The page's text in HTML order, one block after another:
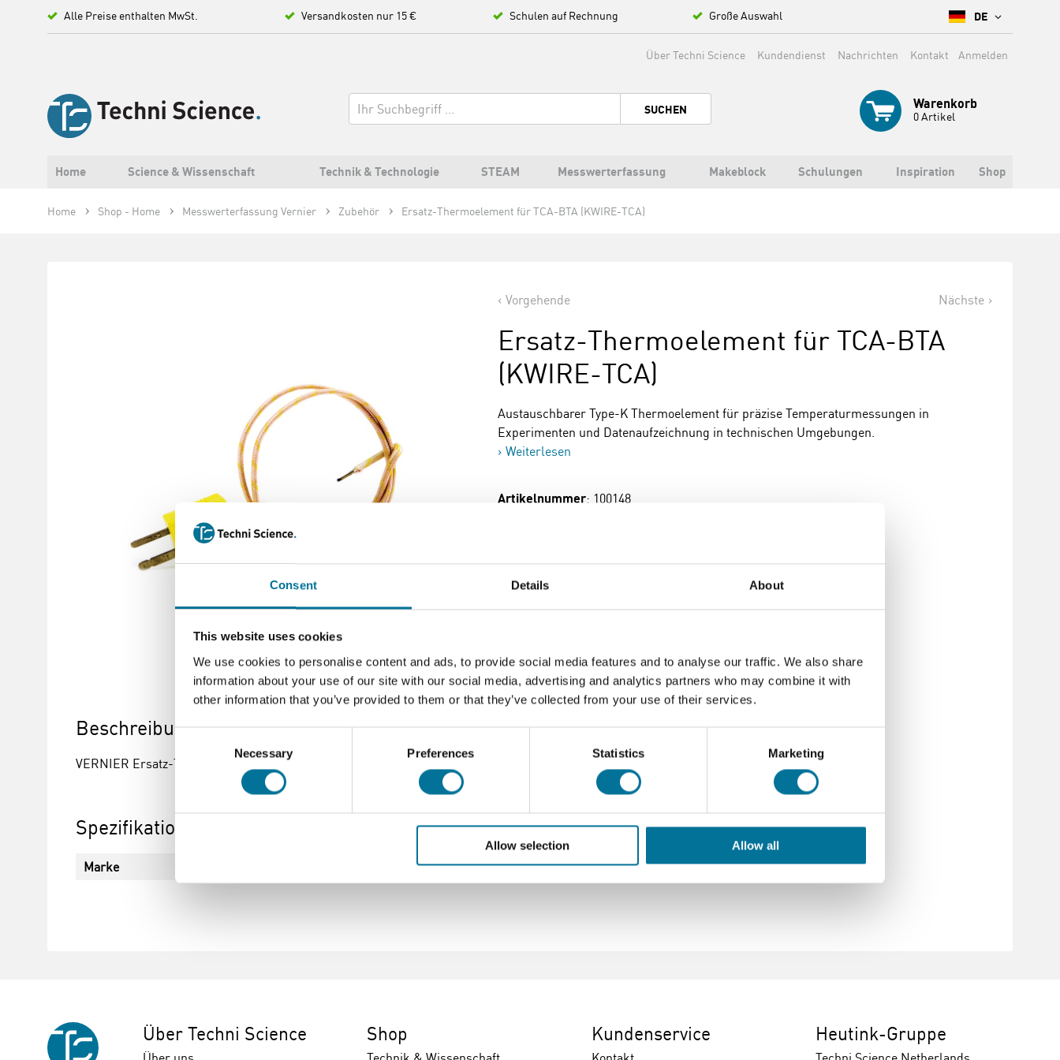
Consent Details About
This website uses cookies
We use cookies to personalise content and ads, to provide social media features and to analyse our traffic. We also share
information about your use of our site with our social media, advertising and analytics partners who may combine it with
other information that you’ve provided to them or that they’ve collected from your use of their services.
Necessary Preferences Statistics Marketing
Allow selection Allow all
Alle Preise enthalten MwSt. Versandkosten nur 15 € Schulen auf Rechnung Große Auswahl DE
Anmelden
Über Techni Science Kundendienst Nachrichten Kontakt
Warenkorb
0Artikel
SUCHEN
Home Science & Wissenschaft Technik & Technologie STEAM Messwerterfassung Makeblock Schulungen Inspiration Shop
Home Shop - Home Messwerterfassung Vernier Zubehör Ersatz-Thermoelement für TCA-BTA (KWIRE-TCA)
Vorgehende Nächste
Ersatz-Thermoelement für TCA-BTA
(KWIRE-TCA)
Austauschbarer Type-K Thermoelement für präzise Temperaturmessungen in
Experimenten und Datenaufzeichnung in technischen Umgebungen.
Weiterlesen
Artikelnummer: 100148
Seite drucken
Beschreibung
VERNIER Ersatz-Thermoelement
Spezifikationen
Marke
Über Techni Science Shop Kundenservice Heutink-Gruppe